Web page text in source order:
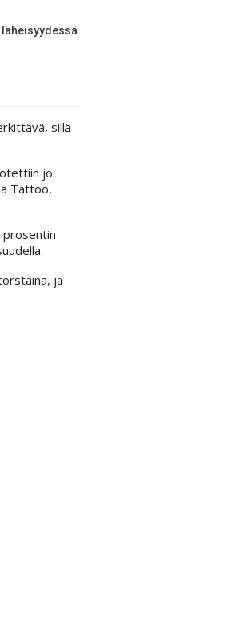
sillä
jo
Tattoo,
prosentin
ja